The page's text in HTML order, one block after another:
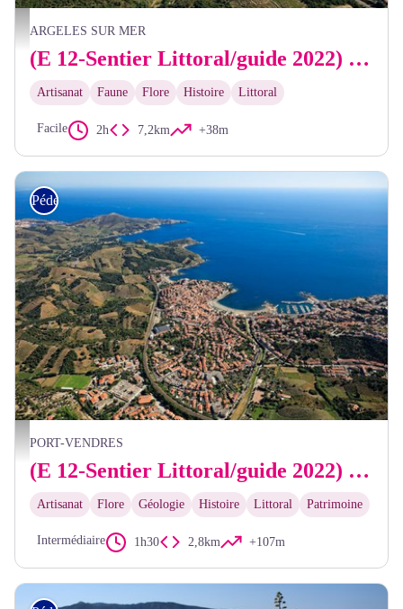
Frédéric Hédelin
ARGELES SUR MER
(E 12-Sentier Littoral/guide 2022) Réserve Naturelle du Mas Larrieu - Le Racou
Artisanat Faune Flore Histoire Littoral
Facile 2h 7,2km +38m
Frédéric Hédelin
Pédestre
PORT-VENDRES
(E 12-Sentier Littoral/guide 2022) Site de Paulilles - Plage des Elmes/Banyuls-sur-mer
Artisanat Flore Géologie Histoire Littoral Patrimoine
Intermédiaire 1h30 2,8km +107m